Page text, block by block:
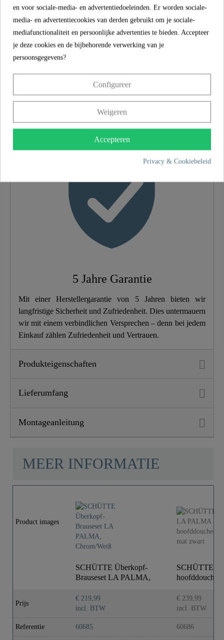
kleine bijdrage aan de bescherming van het
milieu.
"
Materiaal
ABS (buiten) / POM
(binnen)
3,1 Kg
36,0 Cm
43,0 Cm
Aantal Straalsoorten 0
EIGENSCHAPPEN
5 Jahre Garantie
Mit einer Herstellergarantie von 5 Jahren bieten wir
langfristige Sicherheit und Zufriedenheit. Dies untermauern
wir mit einem verbindlichen Versprechen – denn bei jedem
Einkauf zählen Zufriedenheit und Vertrauen.
Produkteigenschaften
Lieferumfang
Montageanleitung
MEER INFORMATIE
Product images
SCHÜTTE Überkopf-
Brauseset LA PALMA,
SCHÜTTE
Prijs
€ 219,99
incl. BTW
€ 239,99
incl. BTW
Referentie 60685 60686
en voor sociale-media- en advertentiedoeleinden. Er worden sociale-
media- en advertentiecookies van derden gebruikt om je sociale-
mediafunctionaliteit en persoonlijke advertenties te bieden. Accepteer
je deze cookies en de bijbehorende verwerking van je
persoonsgegevens?
Configureer
Weigeren
Accepteren
Privacy & Cookiebeleid